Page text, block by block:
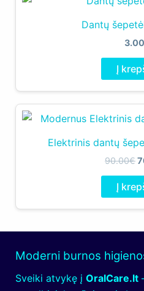
Dantų
3.00
Į
Elektrinis dantų
90.00€
Į
Moderni burnos
Sveiki atvykę į OralCare.lt